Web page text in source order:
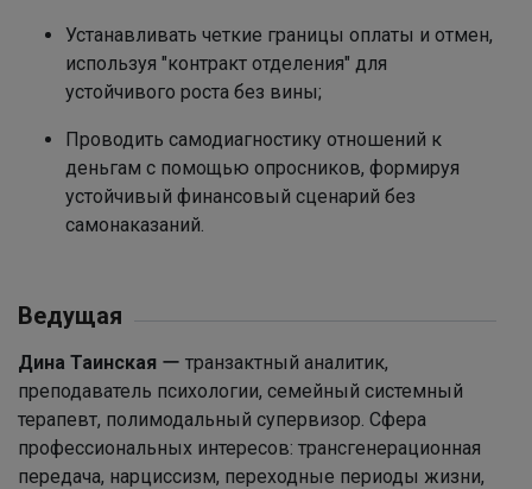
Устанавливать четкие границы оплаты и отмен,
используя "контракт отделения" для
устойчивого роста без вины;
Проводить самодиагностику отношений к
деньгам с помощью опросников, формируя
устойчивый финансовый сценарий без
самонаказаний.
Ведущая
Дина Таинская ー транзактный аналитик,
преподаватель психологии, семейный системный
терапевт, полимодальный супервизор. Сфера
профессиональных интересов: трансгенерационная
передача, нарциссизм, переходные периоды жизни,